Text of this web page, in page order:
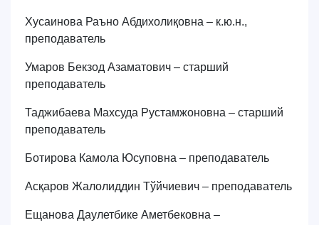
Хусаинова Раъно Абдихолиқовна – к.ю.н.,
преподаватель
Умаров Бекзод Азаматович – старший
преподаватель
Таджибаева Махсуда Рустамжоновна – старший
преподаватель
Ботирова Камола Юсуповна – преподаватель
Асқаров Жалолиддин Тўйчиевич – преподаватель
Ещанова Даулетбике Аметбековна –